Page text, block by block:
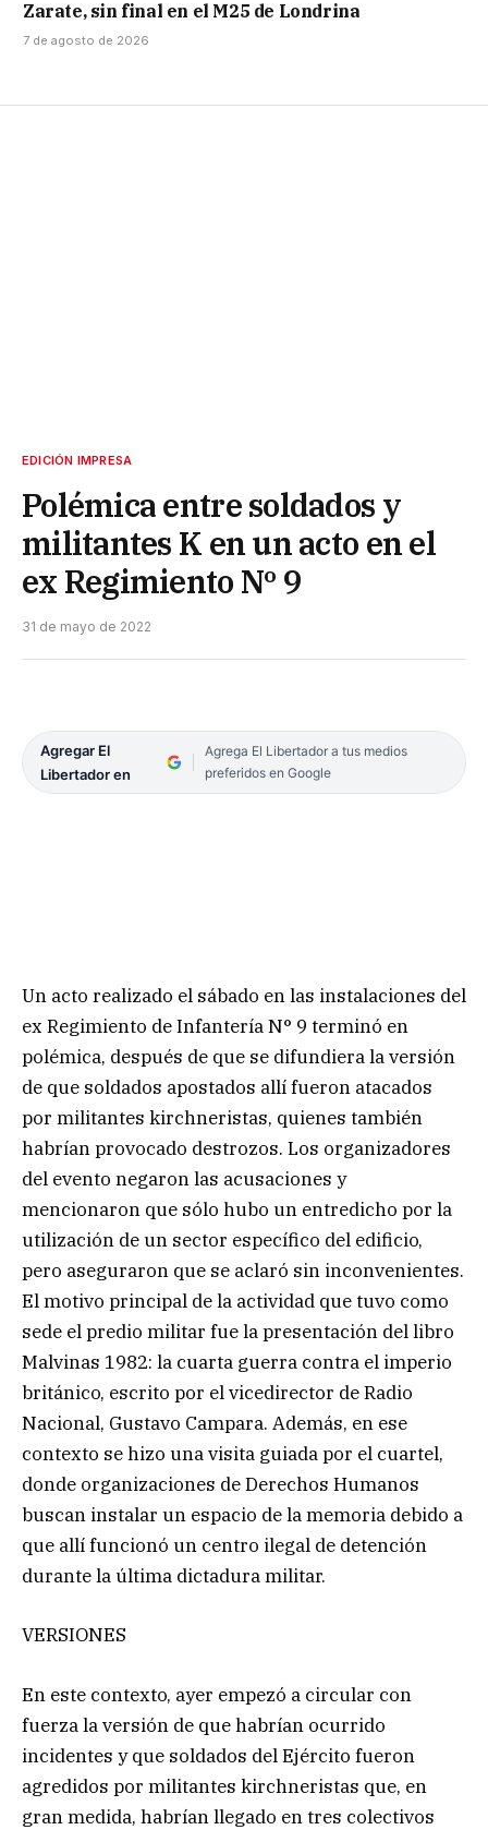
Zarate, sin final en el M25 de Londrina
7 de agosto de 2026
EDICIÓN IMPRESA
Polémica entre soldados y
militantes K en un acto en el
ex Regimiento Nº 9
31 de mayo de 2022
Agregar El
Libertador en
Agrega El Libertador a tus medios
preferidos en Google
Un acto realizado el sábado en las instalaciones del
ex Regimiento de Infantería N° 9 terminó en
polémica, después de que se difundiera la versión
de que soldados apostados allí fueron atacados
por militantes kirchneristas, quienes también
habrían provocado destrozos. Los organizadores
del evento negaron las acusaciones y
mencionaron que sólo hubo un entredicho por la
utilización de un sector específico del edificio,
pero aseguraron que se aclaró sin inconvenientes.
El motivo principal de la actividad que tuvo como
sede el predio militar fue la presentación del libro
Malvinas 1982: la cuarta guerra contra el imperio
británico, escrito por el vicedirector de Radio
Nacional, Gustavo Campara. Además, en ese
contexto se hizo una visita guiada por el cuartel,
donde organizaciones de Derechos Humanos
buscan instalar un espacio de la memoria debido a
que allí funcionó un centro ilegal de detención
durante la última dictadura militar.
VERSIONES
En este contexto, ayer empezó a circular con
fuerza la versión de que habrían ocurrido
incidentes y que soldados del Ejército fueron
agredidos por militantes kirchneristas que, en
gran medida, habrían llegado en tres colectivos